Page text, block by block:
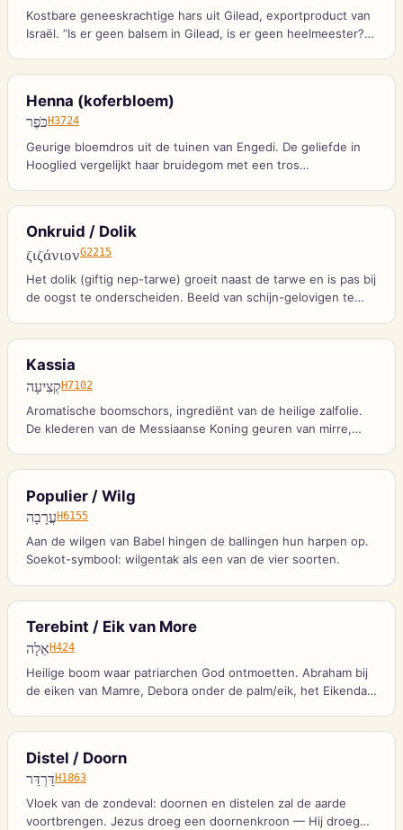
Kostbare geneeskrachtige hars uit Gilead, exportproduct van
Israël. “Is er geen balsem in Gilead, is er geen heelmeester?”
Henna (koferbloem)
כֹּפֶר H3724
Geurige bloemdros uit de tuinen van Engedi. De geliefde in
Hooglied vergelijkt haar bruidegom met een tros
Onkruid / Dolik
ζιζάνιονG2215
Het dolik (giftig nep-tarwe) groeit naast de tarwe en is pas bij
de oogst te onderscheiden. Beeld van schijn-gelovigen te
Kassia
קְצִיעָהH7102
Aromatische boomschors, ingrediënt van de heilige zalfolie.
De klederen van de Messiaanse Koning geuren van mirre,
Populier / Wilg
עֲרָבָה H6155
Aan de wilgen van Babel hingen de ballingen hun harpen op.
Soekot-symbool: wilgentak als een van de vier soorten.
Terebint / Eik van More
אֵלָהH424
Heilige boom waar patriarchen God ontmoetten. Abraham bij
de eiken van Mamre, Debora onder de palm/eik, het Eikendal
Distel / Doorn
דַּרְדַּר H1863
Vloek van de zondeval: doornen en distelen zal de aarde
voortbrengen. Jezus droeg een doornenkroon — Hij droeg